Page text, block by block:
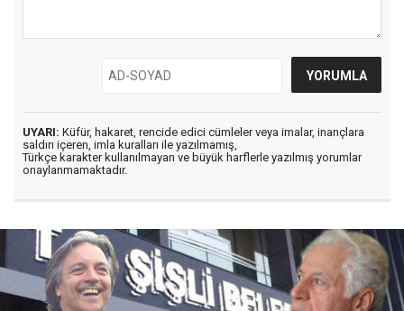
UYARI: Küfür, hakaret, rencide edici cümleler veya imalar, inançlara
saldırı içeren, imla kuralları ile yazılmamış,
Türkçe karakter kullanılmayan ve büyük harflerle yazılmış yorumlar
onaylanmamaktadır.